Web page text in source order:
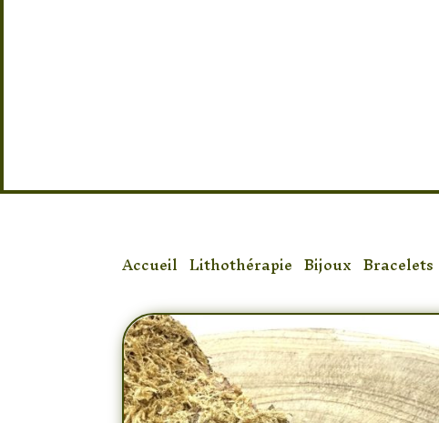
Accueil /Lithothérapie /Bijoux /Bracelets